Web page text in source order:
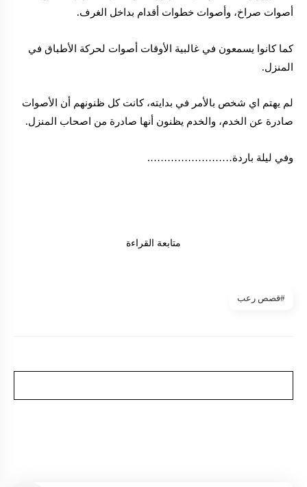
أصوات صراخ، وأصوات خطوات أقدام بداخل الغرف.
كما كانوا يسمعون في غالبية الأوقات أصوات لحركة الأطباق في
المنزل.
لم يهتم اي شخص بالأمر في بدايته، كانت كل ظنونهم أن الأصوات
صادرة عن الخدم، والخدم يظنون أنها صادرة من اصحاب المنزل.
وفي ليلة باردة…………………….
متابعة القراءة
#قصص رعب